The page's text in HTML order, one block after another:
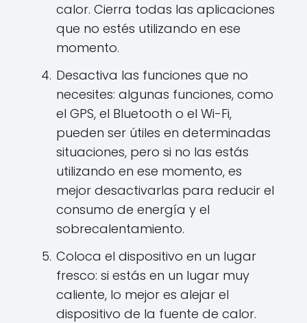
calor. Cierra todas las aplicaciones
que no estés utilizando en ese
momento.
Desactiva las funciones que no
necesites: algunas funciones, como
el GPS, el Bluetooth o el Wi-Fi,
pueden ser útiles en determinadas
situaciones, pero si no las estás
utilizando en ese momento, es
mejor desactivarlas para reducir el
consumo de energía y el
sobrecalentamiento.
Coloca el dispositivo en un lugar
fresco: si estás en un lugar muy
caliente, lo mejor es alejar el
dispositivo de la fuente de calor.